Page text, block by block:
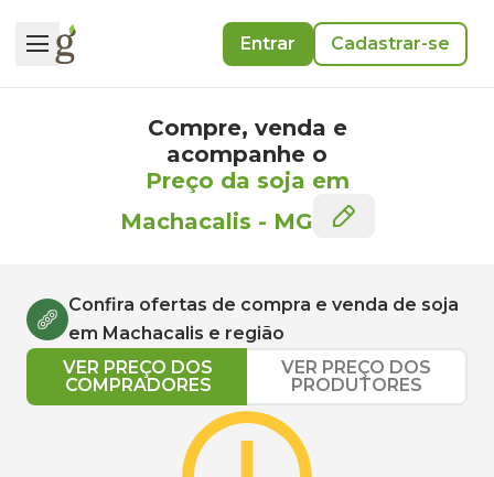
Entrar Cadastrar-se
Compre, venda e
acompanhe o
Preço da soja em
Machacalis - MG
Confira ofertas de compra e venda de soja
em Machacalis e região
VER PREÇO DOS
COMPRADORES
VER PREÇO DOS
PRODUTORES